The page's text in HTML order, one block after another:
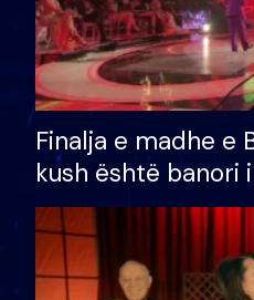
Finalja e madhe e
kush është banori
shtëpinë dhe
të fituar çmimin e